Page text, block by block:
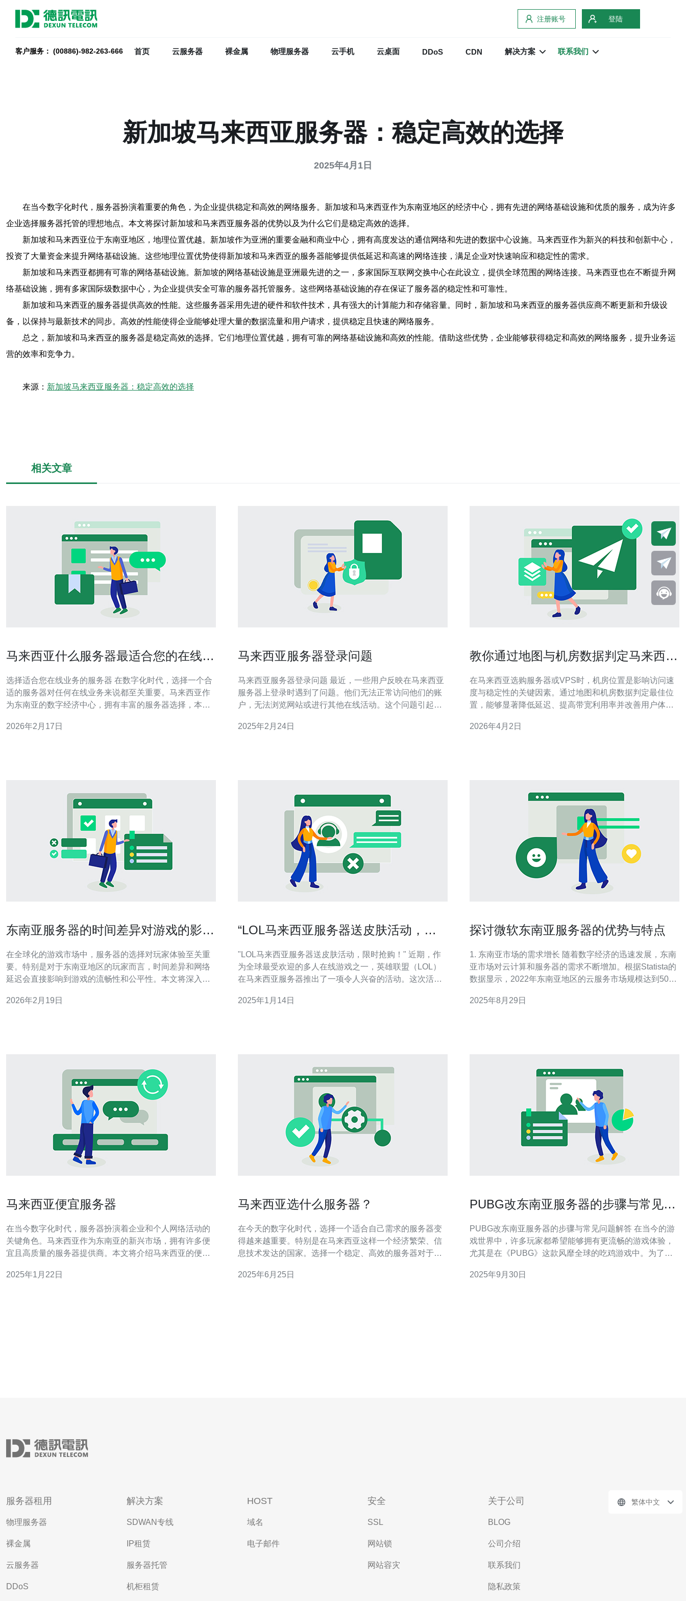
注册账号 登陆
客户服务： (00886)-982-263-666 首页 云服务器 裸金属 物理服务器 云手机 云桌面 DDoS CDN 解决方案 联系我们
新加坡马来西亚服务器：稳定高效的选择
2025年4月1日
在当今数字化时代，服务器扮演着重要的角色，为企业提供稳定和高效的网络服务。新加坡和马来西亚作为东南亚地区的经济中心，拥有先进的网络基础设施和优质的服务，成为许多
企业选择服务器托管的理想地点。本文将探讨新加坡和马来西亚服务器的优势以及为什么它们是稳定高效的选择。
新加坡和马来西亚位于东南亚地区，地理位置优越。新加坡作为亚洲的重要金融和商业中心，拥有高度发达的通信网络和先进的数据中心设施。马来西亚作为新兴的科技和创新中心，
投资了大量资金来提升网络基础设施。这些地理位置优势使得新加坡和马来西亚的服务器能够提供低延迟和高速的网络连接，满足企业对快速响应和稳定性的需求。
新加坡和马来西亚都拥有可靠的网络基础设施。新加坡的网络基础设施是亚洲最先进的之一，多家国际互联网交换中心在此设立，提供全球范围的网络连接。马来西亚也在不断提升网
络基础设施，拥有多家国际级数据中心，为企业提供安全可靠的服务器托管服务。这些网络基础设施的存在保证了服务器的稳定性和可靠性。
新加坡和马来西亚的服务器提供高效的性能。这些服务器采用先进的硬件和软件技术，具有强大的计算能力和存储容量。同时，新加坡和马来西亚的服务器供应商不断更新和升级设
备，以保持与最新技术的同步。高效的性能使得企业能够处理大量的数据流量和用户请求，提供稳定且快速的网络服务。
总之，新加坡和马来西亚的服务器是稳定高效的选择。它们地理位置优越，拥有可靠的网络基础设施和高效的性能。借助这些优势，企业能够获得稳定和高效的网络服务，提升业务运
营的效率和竞争力。
来源： 新加坡马来西亚服务器：稳定高效的选择
相关文章
马来西亚什么服务器最适合您的在线业
选择适合您在线业务的服务器 在数字化时代，选择一个合
适的服务器对任何在线业务来说都至关重要。马来西亚作
为东南亚的数字经济中心，拥有丰富的服务器选择，本文
下是选择服务器时需要考虑的三个精华要点： 性能与速
2026年2月17日
马来西亚服务器登录问题
马来西亚服务器登录问题 最近，一些用户反映在马来西亚
服务器上登录时遇到了问题。他们无法正常访问他们的账
户，无法浏览网站或进行其他在线活动。这个问题引起了
查，我们发现问题出现在服务器的网络连接上。马来西亚
2025年2月24日
教你通过地图与机房数据判定马来西亚
在马来西亚选购服务器或VPS时，机房位置是影响访问速
度与稳定性的关键因素。通过地图和机房数据判定最佳位
置，能够显著降低延迟、提高带宽利用率并改善用户体
来自吉隆坡、雪兰莪和雪邦区域，选择位于吉隆坡或赛城
2026年4月2日
东南亚服务器的时间差异对游戏的影响
在全球化的游戏市场中，服务器的选择对玩家体验至关重
要。特别是对于东南亚地区的玩家而言，时间差异和网络
延迟会直接影响到游戏的流畅性和公平性。本文将深入探
者和玩家提供一些实用建议。 东南亚服务器的时间差异有
2026年2月19日
“LOL马来西亚服务器送皮肤活动，限
"LOL马来西亚服务器送皮肤活动，限时抢购！" 近期，作
为全球最受欢迎的多人在线游戏之一，英雄联盟（LOL）
在马来西亚服务器推出了一项令人兴奋的活动。这次活动
时，还有限时抢购的机会，让玩家能以更低的价格购买他
2025年1月14日
探讨微软东南亚服务器的优势与特点
1. 东南亚市场的需求增长 随着数字经济的迅速发展，东南
亚市场对云计算和服务器的需求不断增加。根据Statista的
数据显示，2022年东南亚地区的云服务市场规模达到50亿
2025年8月29日
马来西亚便宜服务器
在当今数字化时代，服务器扮演着企业和个人网络活动的
关键角色。马来西亚作为东南亚的新兴市场，拥有许多便
宜且高质量的服务器提供商。本文将介绍马来西亚的便宜
务器市场在过去几年里迅速发展。该国的稳定政治环境、
2025年1月22日
马来西亚选什么服务器？
在今天的数字化时代，选择一个适合自己需求的服务器变
得越来越重要。特别是在马来西亚这样一个经济繁荣、信
息技术发达的国家。选择一个稳定、高效的服务器对于保
择中，究竟该选择哪种服务器呢？接下来我们将一一探
2025年6月25日
PUBG改东南亚服务器的步骤与常见问
PUBG改东南亚服务器的步骤与常见问题解答 在当今的游
戏世界中，许多玩家都希望能够拥有更流畅的游戏体验，
尤其是在《PUBG》这款风靡全球的吃鸡游戏中。为了改
务器。本文将为您详细介绍改东南亚服务器的步骤，并解
2025年9月30日
服务器租用
物理服务器
裸金属
云服务器
DDoS
解决方案
SDWAN专线
IP租赁
服务器托管
机柜租赁
HOST
域名
电子邮件
安全
SSL
网站锁
网站容灾
关于公司
BLOG
公司介绍
联系我们
隐私政策
繁体中文